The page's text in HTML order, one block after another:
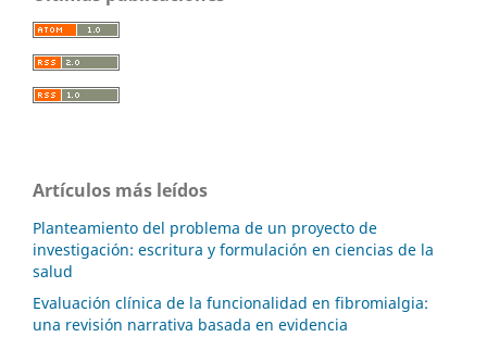
Artículos más leídos
Planteamiento del problema de un proyecto de
investigación: escritura y formulación en ciencias de la
salud
Evaluación clínica de la funcionalidad en fibromialgia:
una revisión narrativa basada en evidencia